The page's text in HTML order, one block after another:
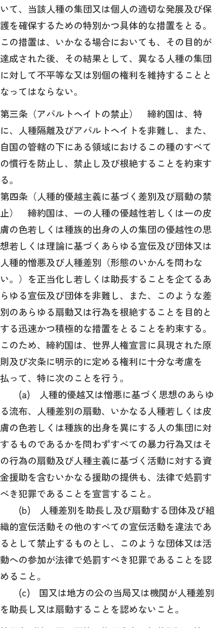
いて、当該人種の集団又は個人の適切な発展及び保
護を確保するための特別かつ具体的な措置をとる。
この措置は、いかなる場合においても、その目的が
達成された後、その結果として、異なる人種の集団
に対して不平等な又は別個の権利を維持することと
なってはならない。
第三条（アパルトヘイトの禁止） 締約国は、特
に、人種隔離及びアパルトヘイトを非難し、また、
自国の管轄の下にある領域におけるこの種のすべて
の慣行を防止し、禁止し及び根絶することを約束す
る。
第四条（人種的優越主義に基づく差別及び扇動の禁
止） 締約国は、一の人種の優越性若しくは一の皮
膚の色若しくは種族的出身の人の集団の優越性の思
想若しくは理論に基づくあらゆる宣伝及び団体又は
人種的憎悪及び人種差別（形態のいかんを問わな
い。）を正当化し若しくは助長することを企てるあ
らゆる宣伝及び団体を非難し、また、このような差
別のあらゆる扇動又は行為を根絶することを目的と
する迅速かつ積極的な措置をとることを約束する。
このため、締約国は、世界人権宣言に具現された原
則及び次条に明示的に定める権利に十分な考慮を
払って、特に次のことを行う。
(a) 人種的優越又は憎悪に基づく思想のあらゆ
る流布、人種差別の扇動、いかなる人種若しくは皮
膚の色若しくは種族的出身を異にする人の集団に対
するものであるかを問わずすべての暴力行為又はそ
の行為の扇動及び人種主義に基づく活動に対する資
金援助を含むいかなる援助の提供も、法律で処罰す
べき犯罪であることを宣言すること。
(b) 人種差別を助長し及び扇動する団体及び組
織的宣伝活動その他のすべての宣伝活動を違法であ
るとして禁止するものとし、このような団体又は活
動への参加が法律で処罰すべき犯罪であることを認
めること。
(c) 国又は地方の公の当局又は機関が人種差別
を助長し又は扇動することを認めないこと。